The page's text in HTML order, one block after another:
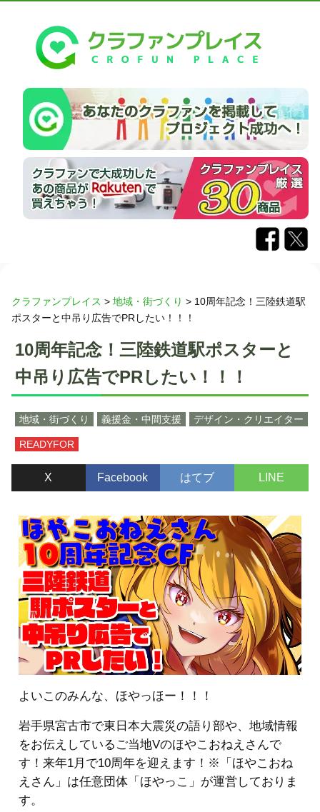
クラファンプレイス > 地域・街づくり > 10周年記念！三陸鉄道駅
ポスターと中吊り広告でPRしたい！！！
10周年記念！三陸鉄道駅ポスターと
中吊り広告でPRしたい！！！
地域・街づくり 義援金・中間支援 デザイン・クリエイター
READYFOR
X Facebook はてブ LINE
よいこのみんな、ほやっほー！！！
岩手県宮古市で東日本大震災の語り部や、地域情報
をお伝えしているご当地Vのほやこおねえさんで
す！来年1月で10周年を迎えます！※「ほやこおね
えさん」は任意団体「ほやっこ」が運営しておりま
す。